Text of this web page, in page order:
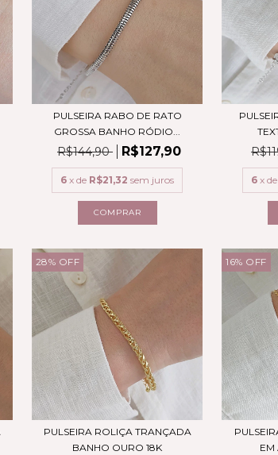
PULSEIRA RABO DE RATO
GROSSA BANHO RÓDIO...
R$144,90 R$127,90
6 x de R$21,32 sem juros 6 x de
28% OFF
PULSEIRA ROLIÇA TRANÇADA
BANHO OURO 18K
16% OFF
EM